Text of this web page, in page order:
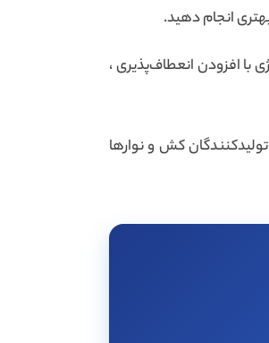
انجام دهید.
افزودن انعطاف‌پذیری ،
کش و نوارها